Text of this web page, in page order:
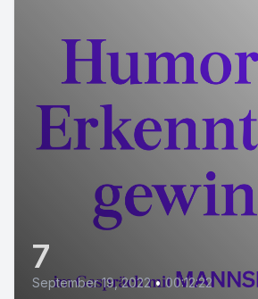
7
September 19, 2022 • 00:12:22